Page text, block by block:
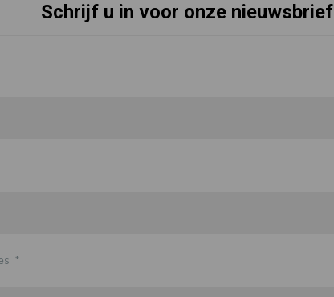
Schrijf u in voor onze nieuwsbrief
*